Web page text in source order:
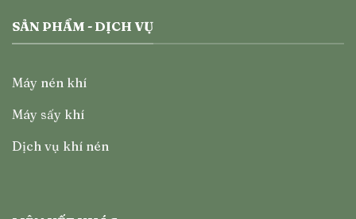
SẢN PHẨM - DỊCH VỤ
Máy nén khí
Máy sấy khí
Dịch vụ khí nén